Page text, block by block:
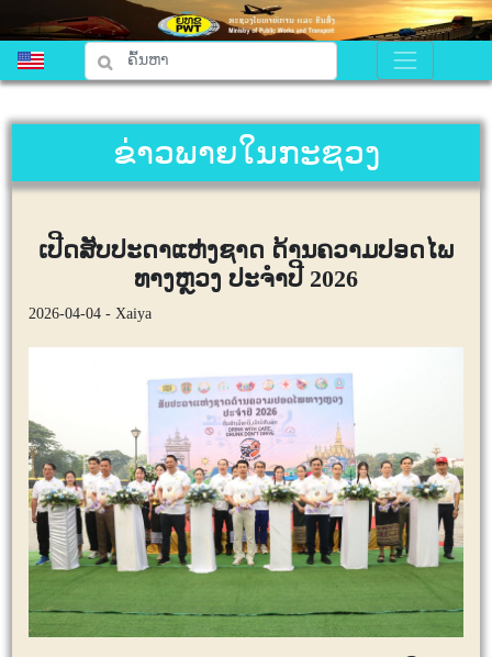
ຂ່າວພາຍໃນກະຊວງ
ເປີດສັບປະດາແຫ່ງຊາດ ດ້ານຄວາມປອດໄພ
ທາງຫຼວງ ປະຈຳປີ 2026
2026-04-04 - Xaiya